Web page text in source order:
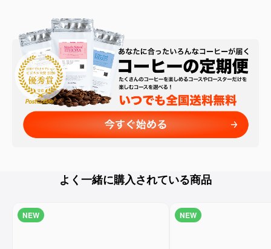
よく一緒に購入されている商品
NEW NEW